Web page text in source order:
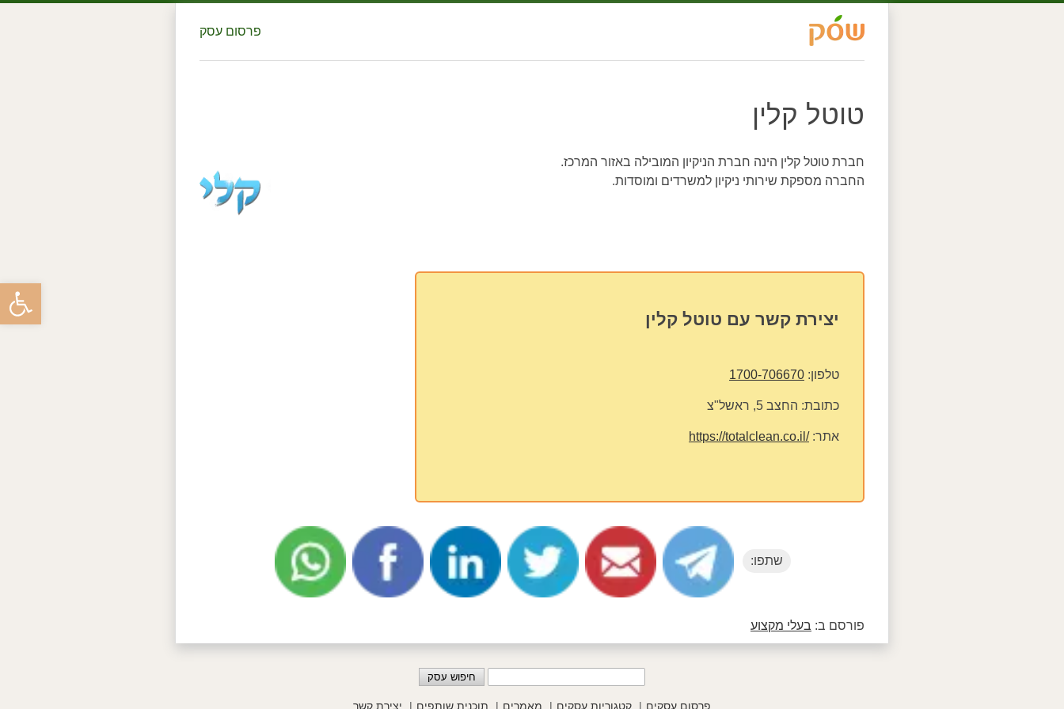
פתח
פרסום עסק
טוטל קלין
חברת טוטל קלין הינה חברת הניקיון המובילה באזור המרכז.
החברה מספקת שירותי ניקיון למשרדים ומוסדות.
יצירת קשר עם טוטל קלין
טלפון: 1700-706670
כתובת: החצב 5, ראשל"צ
אתר:https://totalclean.co.il/
שתפו:
פורסם ב: בעלי מקצוע
פרסום עסקים קטגוריות עסקים מאמרים תוכנית שותפים יצירת קשר